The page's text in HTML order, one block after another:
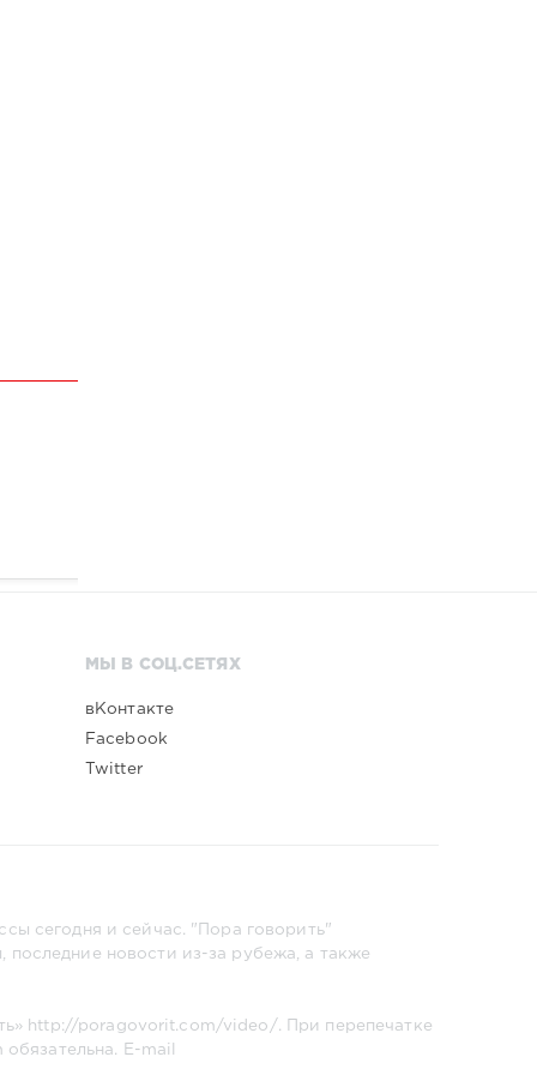
МЫ В СОЦ.СЕТЯХ
вКонтакте
Facebook
Twitter
сегодня и сейчас. "Пора говорить"
новости из-за рубежа, а также
http://poragovorit.com/video/
. При перепечатке
обязательна. E-mail